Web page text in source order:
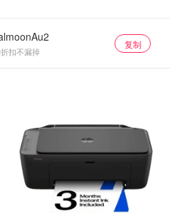
扣不漏掉
复制